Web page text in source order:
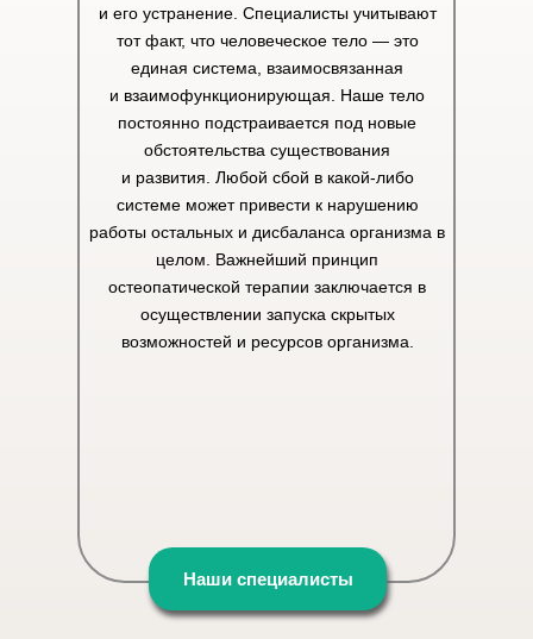
и его устранение. Специалисты учитывают
тот факт, что человеческое тело — это
единая система, взаимосвязанная
и взаимофункционирующая. Наше тело
постоянно подстраивается под новые
обстоятельства существования
и развития. Любой сбой в какой-либо
системе может привести к нарушению
работы остальных и дисбаланса организма в
целом. Важнейший принцип
остеопатической терапии заключается в
осуществлении запуска скрытых
возможностей и ресурсов организма.
Наши специалисты